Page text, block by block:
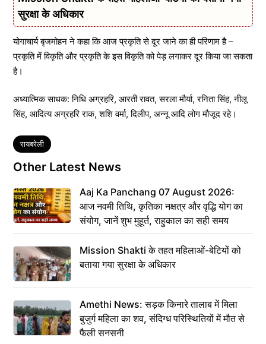
सुरक्षा के अधिकार
योगाचार्य बृजमोहन ने कहा कि आज प्रकृति से दूर जाने का ही परिणाम है –
प्रकृति में विकृति और प्रकृति के इस विकृति को पेड़ लगाकर दूर किया जा सकता
है।
अध्यात्मिक साधक: निधि अग्रहरि, आरती रावत, सरला मौर्या, रनिता सिंह, नीलू
सिंह, आदित्य अग्रहरि राक, शशि वर्मा, दिलीप, अन्नू आदि लोग मौजूद रहे।
Tags
रायबरेली
Other Latest News
Aaj Ka Panchang 07 August 2026:
आज नवमी तिथि, कृतिका नक्षत्र और वृद्धि योग का
संयोग, जानें शुभ मुहूर्त, राहुकाल का सही समय
Mission Shakti के तहत महिलाओं-बेटियों को
बताया गया सुरक्षा के अधिकार
Amethi News: सड़क किनारे तालाब में मिला
बुजुर्ग महिला का शव, संदिग्ध परिस्थितियों में मौत से
फैली सनसनी